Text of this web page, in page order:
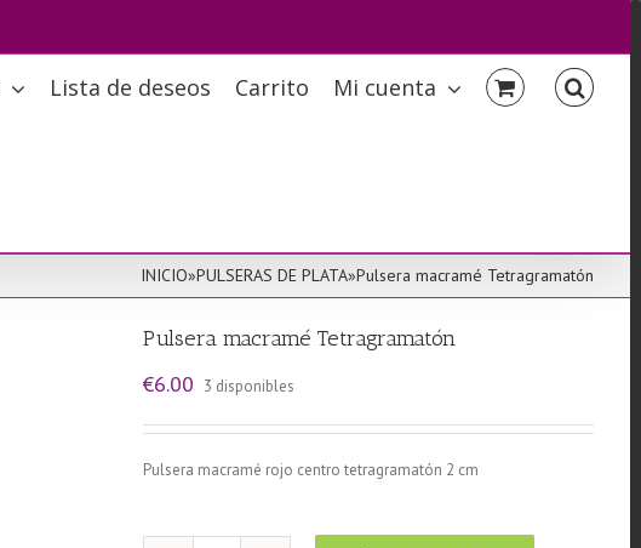
Lista de deseos Carrito Mi cuenta
INICIO»PULSERAS DE PLATA»Pulsera macramé Tetragramatón
Pulsera macramé Tetragramatón
€6.00 3 disponibles
Pulsera macramé rojo centro tetragramatón 2 cm